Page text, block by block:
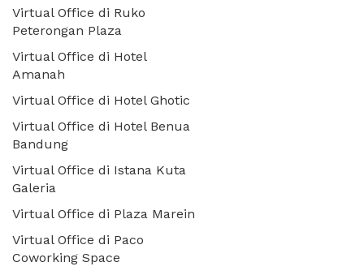
Virtual Office di Ruko
Peterongan Plaza
Virtual Office di Hotel
Amanah
Virtual Office di Hotel Ghotic
Virtual Office di Hotel Benua
Bandung
Virtual Office di Istana Kuta
Galeria
Virtual Office di Plaza Marein
Virtual Office di Paco
Coworking Space